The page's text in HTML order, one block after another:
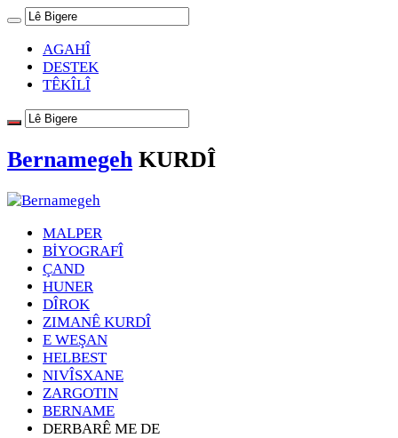
AGAHÎ
DESTEK
TÊKÎLÎ
Bernamegeh KURDÎ
MALPER
BİYOGRAFÎ
ÇAND
HUNER
DÎROK
ZIMANÊ KURDÎ
E WEŞAN
HELBEST
NIVÎSXANE
ZARGOTIN
BERNAME
DERBARÊ ME DE